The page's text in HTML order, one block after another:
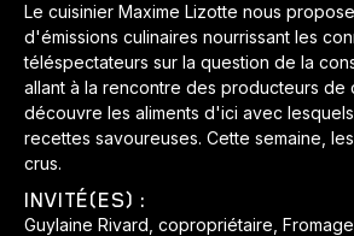
Animaux Avenir Bingo
Voyage
Le cuisinier Maxime Lizotte nous
d'émissions culinaires nourrissant les
téléspectateurs sur la question de la
allant à la rencontre des producteurs de
découvre les aliments d'ici avec
recettes savoureuses. Cette semaine,
crus.
INVITÉ(ES) :
Guylaine Rivard, copropriétaire,